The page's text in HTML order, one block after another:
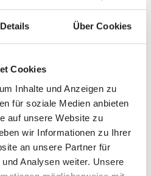
Details Über Cookies
Cookies
Inhalte und Anzeigen zu
für soziale Medien anbieten
auf unsere Website zu
wir Informationen zu Ihrer
an unsere Partner für
Analysen weiter. Unsere